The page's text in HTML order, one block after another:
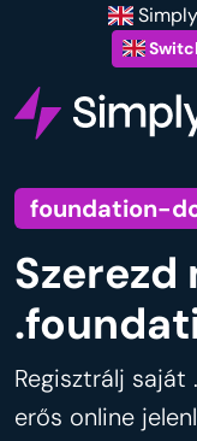
foundation-
Szerezd
Regisztrálj
erős online